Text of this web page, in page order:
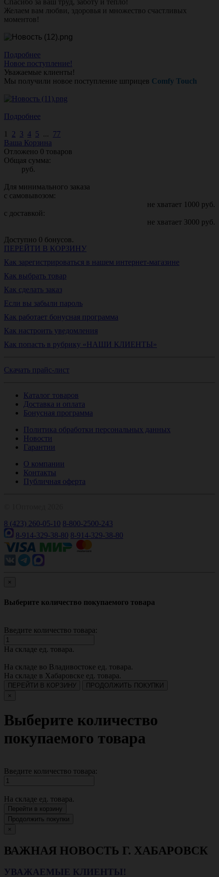
Спасибо за ваш труд, заботу и тепло!
Желаем вам любви, здоровья и множество счастливых
моментов!
Подробнее
Новое поступление!
Уважаемые клиенты!
Мы получили новое поступление шприцев Comfy Touch
Подробнее
1 2 3 4 5 ... 77
Ваша Корзина
Отложено 0 товаров
Общая сумма:
руб.
Для минимального заказа
с самовывозом:
не хватает 1000 руб.
с доставкой:
не хватает 3000 руб.
Доступно 0 бонусов.
ПЕРЕЙТИ В КОРЗИНУ
Как зарегистрироваться в нашем интернет-магазине
Как выбрать товар
Как сделать заказ
Если вы забыли пароль
Как работает бонусная программа
Как настроить уведомления
Как попасть в рубрику «НАШИ КЛИЕНТЫ»
Скачать прайс-лист
Каталог товаров
Доставка и оплата
Бонусная программа
Политика обработки персональных данных
Новости
Гарантии
О компании
Контакты
Публичная оферта
8 (423) 260-05-10 8-800-2500-243
8-914-329-38-80 8-914-329-38-80
×
Выберите количество покупаемого товара
Введите количество товара:
На складе ед. товара.
На складе во Владивостоке ед. товара.
На складе в Хабаровске ед. товара.
ПЕРЕЙТИ В КОРЗИНУ
ПРОДОЛЖИТЬ ПОКУПКИ
×
Выберите количество
покупаемого товара
Введите количество товара:
На складе ед. товара.
Перейти в корзину
Продолжить покупки
×
ВАЖНАЯ НОВОСТЬ Г. ХАБАРОВСК
УВАЖАЕМЫЕ КЛИЕНТЫ!